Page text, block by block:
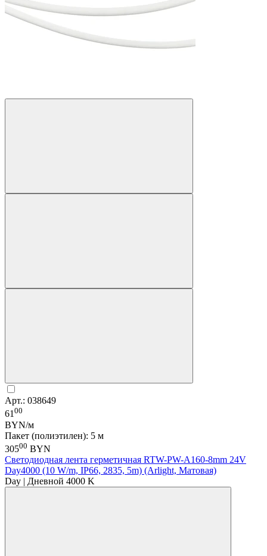
Арт.: 038649
6100
BYN/м
Пакет (полиэтилен): 5 м
30500 BYN
Светодиодная лента герметичная RTW-PW-A160-8mm 24V
Day4000 (10 W/m, IP66, 2835, 5m) (Arlight, Матовая)
Day | Дневной 4000 K